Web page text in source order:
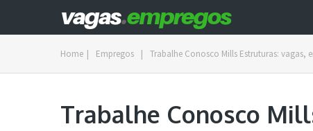
Home | Empregos | Trabalhe Conosco Mills Estruturas: vagas,
Trabalhe Conosco